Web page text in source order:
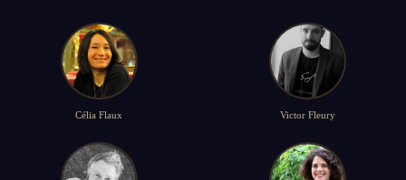
Célia Flaux Victor Fleury